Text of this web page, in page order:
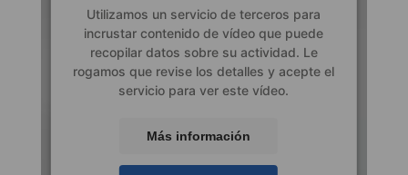
Utilizamos un servicio de terceros para
incrustar contenido de vídeo que puede
recopilar datos sobre su actividad. Le
rogamos que revise los detalles y acepte el
servicio para ver este vídeo.
Más información